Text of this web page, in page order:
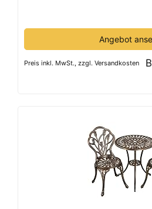
Angebot
Preis inkl. MwSt., zzgl. Versandkosten